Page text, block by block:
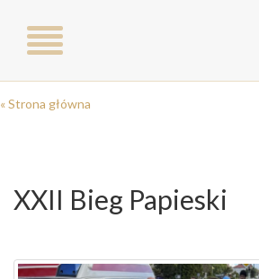
Toggle
navigation
« Strona główna
XXII Bieg Papieski